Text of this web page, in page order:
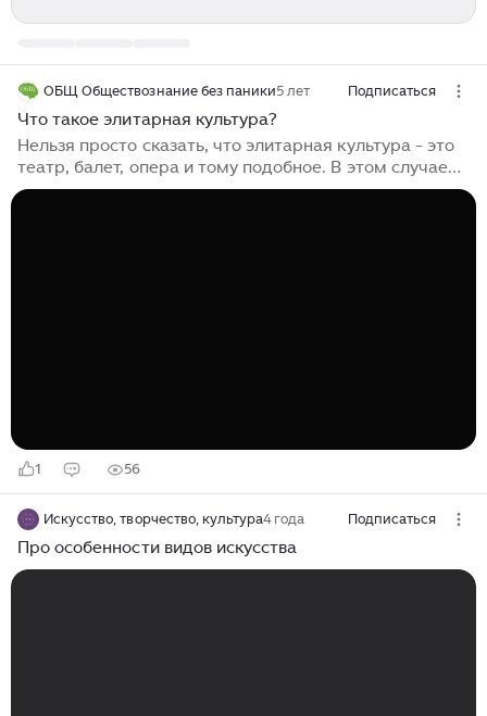
ОБЩ Обществознание без паники5 лет Подписаться
Что такое элитарная культура?
Нельзя просто сказать, что элитарная культура - это
театр, балет, опера и тому подобное. В этом случае
мы допустим ошибку и отнесем целые виды искусства
1 56
Искусство, творчество, культура4 года Подписаться
Про особенности видов искусства